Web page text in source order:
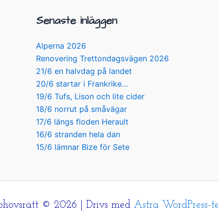
Senaste inläggen
Alperna 2026
Renovering Trettondagsvägen 2026
21/6 en halvdag på landet
20/6 startar i Frankrike…
19/6 Tufs, Lison och lite cider
18/6 norrut på småvägar
17/6 längs floden Herault
16/6 stranden hela dan
15/6 lämnar Bize för Sete
© 2026 | Drivs med Astra WordPress-